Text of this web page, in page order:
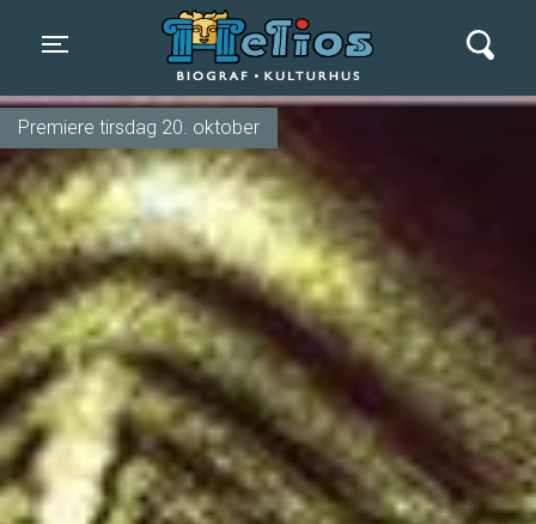
Toggle navigation
Helios Biograf og Kulturhus
Premiere tirsdag 20. oktober